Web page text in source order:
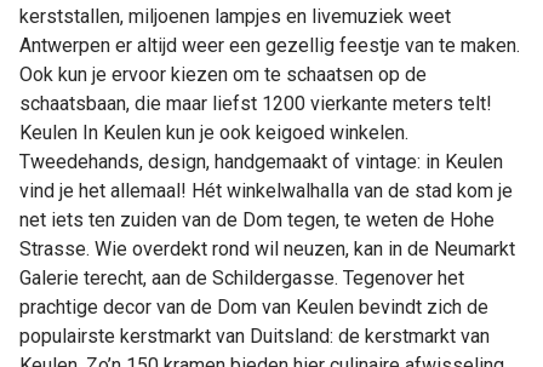
kerststallen, miljoenen lampjes en livemuziek weet
Antwerpen er altijd weer een gezellig feestje van te maken.
Ook kun je ervoor kiezen om te schaatsen op de
schaatsbaan, die maar liefst 1200 vierkante meters telt!
Keulen In Keulen kun je ook keigoed winkelen.
Tweedehands, design, handgemaakt of vintage: in Keulen
vind je het allemaal! Hét winkelwalhalla van de stad kom je
net iets ten zuiden van de Dom tegen, te weten de Hohe
Strasse. Wie overdekt rond wil neuzen, kan in de Neumarkt
Galerie terecht, aan de Schildergasse. Tegenover het
prachtige decor van de Dom van Keulen bevindt zich de
populairste kerstmarkt van Duitsland: de kerstmarkt van